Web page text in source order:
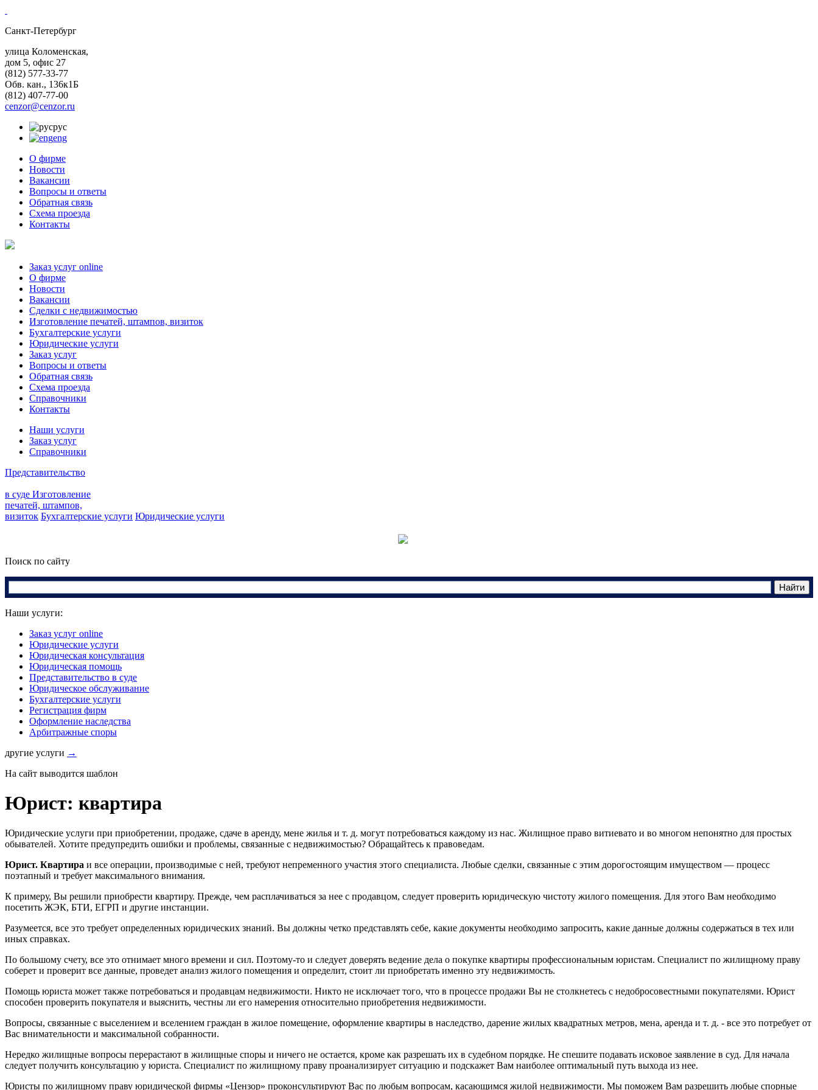
Санкт-Петербург
улица Коломенская,
дом 5, офис 27
(812) 577-33-77
Обв. кан., 136к1Б
(812) 407-77-00
cenzor@cenzor.ru
рус
eng
О фирме
Новости
Вакансии
Вопросы и ответы
Обратная связь
Схема проезда
Контакты
Заказ услуг online
О фирме
Новости
Вакансии
Сделки с недвижимостью
Изготовление печатей, штампов, визиток
Бухгалтерские услуги
Юридические услуги
Заказ услуг
Вопросы и ответы
Обратная связь
Схема проезда
Справочники
Контакты
Наши услуги
Заказ услуг
Справочники
Представительство
в суде Изготовление
печатей, штампов,
визиток Бухгалтерские услуги Юридические услуги
Поиск по сайту
Наши услуги:
Заказ услуг online
Юридические услуги
Юридическая консультация
Юридическая помощь
Представительство в суде
Юридическое обслуживание
Бухгалтерские услуги
Регистрация фирм
Оформление наследства
Арбитражные споры
другие услуги →
На сайт выводится шаблон
Юрист: квартира
Юридические услуги при приобретении, продаже, сдаче в аренду, мене жилья и т. д. могут потребоваться каждому из нас. Жилищное право витиевато и во многом непонятно для простых
обывателей. Хотите предупредить ошибки и проблемы, связанные с недвижимостью? Обращайтесь к правоведам.
Юрист. Квартира и все операции, производимые с ней, требуют непременного участия этого специалиста. Любые сделки, связанные с этим дорогостоящим имуществом — процесс
поэтапный и требует максимального внимания.
К примеру, Вы решили приобрести квартиру. Прежде, чем расплачиваться за нее с продавцом, следует проверить юридическую чистоту жилого помещения. Для этого Вам необходимо
посетить ЖЭК, БТИ, ЕГРП и другие инстанции.
Разумеется, все это требует определенных юридических знаний. Вы должны четко представлять себе, какие документы необходимо запросить, какие данные должны содержаться в тех или
иных справках.
По большому счету, все это отнимает много времени и сил. Поэтому-то и следует доверять ведение дела о покупке квартиры профессиональным юристам. Специалист по жилищному праву
соберет и проверит все данные, проведет анализ жилого помещения и определит, стоит ли приобретать именно эту недвижимость.
Помощь юриста может также потребоваться и продавцам недвижимости. Никто не исключает того, что в процессе продажи Вы не столкнетесь с недобросовестными покупателями. Юрист
способен проверить покупателя и выяснить, честны ли его намерения относительно приобретения недвижимости.
Вопросы, связанные с выселением и вселением граждан в жилое помещение, оформление квартиры в наследство, дарение жилых квадратных метров, мена, аренда и т. д. - все это потребует от
Вас внимательности и максимальной собранности.
Нередко жилищные вопросы перерастают в жилищные споры и ничего не остается, кроме как разрешать их в судебном порядке. Не спешите подавать исковое заявление в суд. Для начала
следует получить консультацию у юриста. Специалист по жилищному праву проанализирует ситуацию и подскажет Вам наиболее оптимальный путь выхода из нее.
Юристы по жилищному праву юридической фирмы «Цензор» проконсультируют Вас по любым вопросам, касающимся жилой недвижимости. Мы поможем Вам разрешить любые спорные